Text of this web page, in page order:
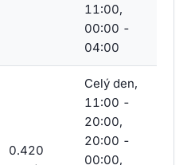
11:00,
00:00 -
04:00
0.420
Celý den,
11:00 -
20:00,
20:00 -
00:00,